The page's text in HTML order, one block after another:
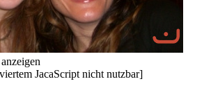
JacaScript nicht nutzbar]